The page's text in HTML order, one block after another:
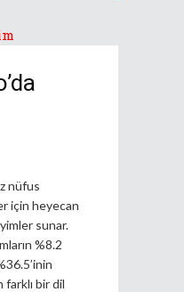
nüfus
için heyecan
sunar.
%8.2
bir dil